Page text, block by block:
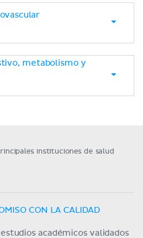
metabolismo y
instituciones de salud
CON LA CALIDAD
académicos validados